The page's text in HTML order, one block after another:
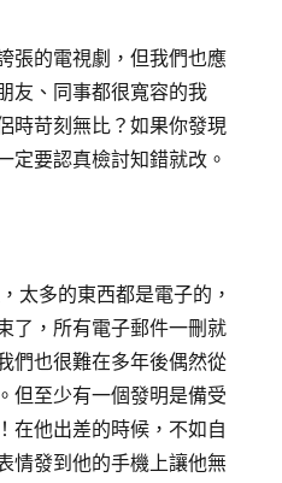
的電視劇，但我們也應
友、同事都很寬容的我
時苛刻無比？如果你發現
定要認真檢討知錯就改。
多的東西都是電子的，
了，所有電子郵件一刪就
們也很難在多年後偶然從
但至少有一個發明是備受
在他出差的時候，不如自
情發到他的手機上讓他無